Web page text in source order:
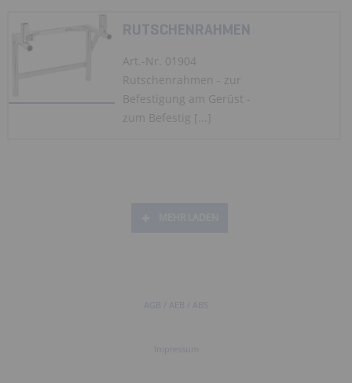
RUTSCHENRAHMEN
Art.-Nr. 01904
Rutschenrahmen - zur
Befestigung am Gerüst -
zum Befestig [...]
AGB / AEB / ABS
Impressum